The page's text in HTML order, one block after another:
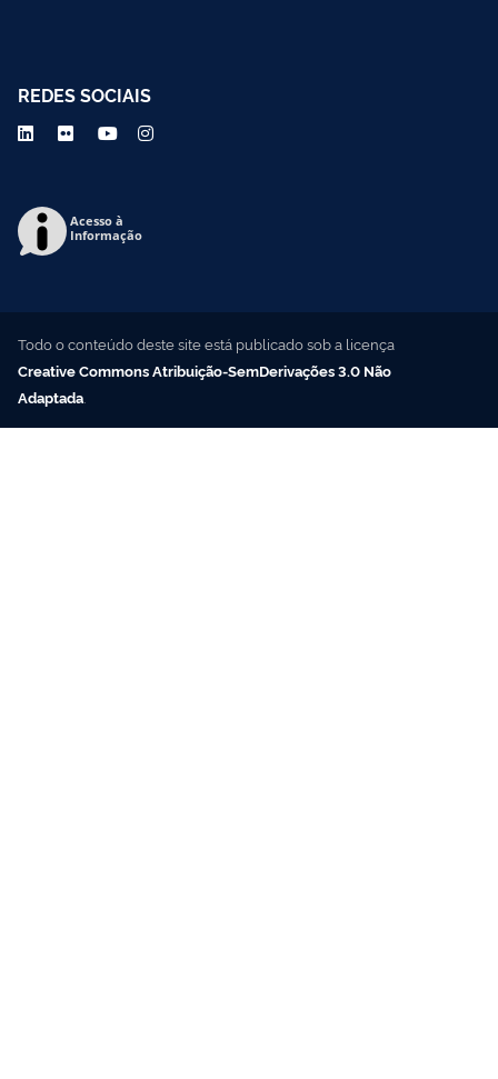
REDES SOCIAIS
Acesso à
Informação
Todo o conteúdo deste site está publicado sob a licença
Creative Commons Atribuição-SemDerivações 3.0 Não
Adaptada